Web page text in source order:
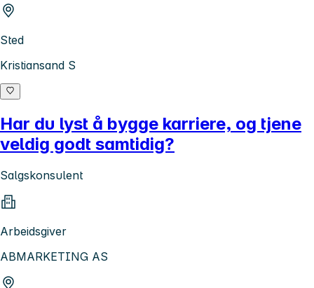
Sted
Kristiansand S
Har du lyst å bygge karriere, og tjene
veldig godt samtidig?
Salgskonsulent
Arbeidsgiver
ABMARKETING AS